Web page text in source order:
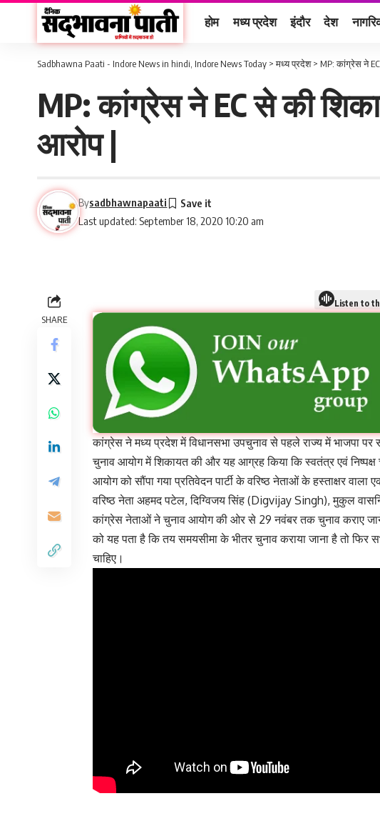
होम मध्य प्रदेश इंदौर देश
Sadbhawna Paati - Indore News in hindi, Indore News Today >मध्य प्रदेश> MP: कांग्रेस ने
MP: कांग्रेस ने EC से की
आरोप |
Last updated: September 18, 2020 10:20 am
Bysadbhawnapaati
SHARE
Listen to
कांग्रेस ने मध्य प्रदेश में विधानसभा उपचुनाव से पहले राज्य में भाजपा पर
चुनाव आयोग में शिकायत की और यह आग्रह किया कि स्वतंत्र एवं
आयोग को सौंपा गया प्रतिवेदन पार्टी के वरिष्ठ नेताओं के हस्ताक्षर
वरिष्ठ नेता अहमद पटेल, दिग्विजय सिंह (Digvijay Singh), मुकुल
कांग्रेस नेताओं ने चुनाव आयोग की ओर से 29 नवंबर तक चुनाव कराए
को यह पता है कि तय समयसीमा के भीतर चुनाव कराया जाना है तो फिर
चाहिए।